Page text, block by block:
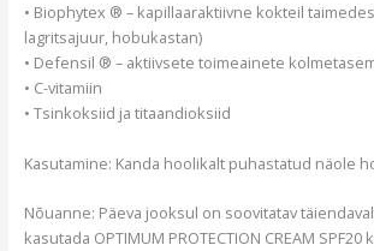
• Biophytex ® – kapillaaraktiivne kokteil
lagritsajuur, hobukastan)
• Defensil ® – aktiivsete toimeainete
• C-vitamiin
• Tsinkoksiid ja titaandioksiid
Kasutamine: Kanda hoolikalt puhastatud näole
Nõuanne: Päeva jooksul on soovitatav
kasutada OPTIMUM PROTECTION CREAM SPF20